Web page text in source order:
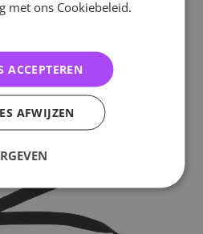
met ons Cookiebeleid.
ACCEPTEREN
AFWIJZEN